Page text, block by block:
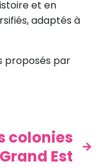
et en
adaptés à
proposés par
colonies
Est